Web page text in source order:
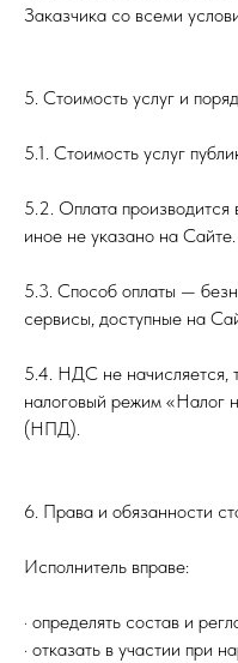
Заказчика со всеми
5. Стоимость услуг и
5.1. Стоимость услуг
5.2. Оплата
иное не указано на Сайте.
5.3. Способ оплаты —
сервисы, доступные на
5.4. НДС не начисляется,
налоговый режим «Налог
(НПД).
6. Права и обязанности
Исполнитель вправе:
· определять состав и
· отказать в участии при